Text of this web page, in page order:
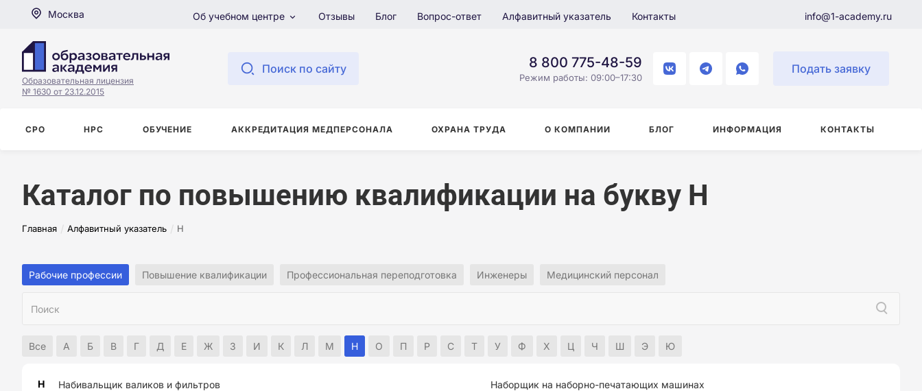
Москва Об учебном центре Отзывы Блог Вопрос-ответ Алфавитный указатель Контакты info@1-academy.ru
Образовательная лицензия
№ 1630 от 23.12.2015
Поиск по сайту 8 800 775-48-59
Режим работы: 09:00–17:30
Подать заявку
СРО НРС ОБУЧЕНИЕ АККРЕДИТАЦИЯ МЕДПЕРСОНАЛА ОХРАНА ТРУДА О КОМПАНИИ БЛОГ ИНФОРМАЦИЯ КОНТАКТЫ
Каталог по повышению квалификации на букву Н
Главная / Алфавитный указатель / Н
Рабочие профессии Повышение квалификации Профессиональная переподготовка Инженеры Медицинский персонал
Все А Б В Г Д Е Ж З И К Л М Н О П Р С Т У Ф Х Ц Ч Ш Э Ю
Н
Набивальщик валиков и фильтров
Наборщик на наборно-печатающих машинах